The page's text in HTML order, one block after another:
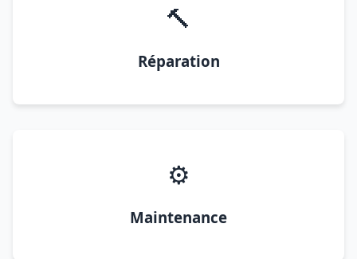
🔨
Réparation
⚙️
Maintenance